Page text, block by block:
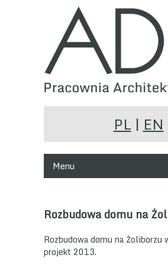
PL | EN
Menu
Rozbudowa domu na
Rozbudowa domu na Żoliborzu
projekt 2013.